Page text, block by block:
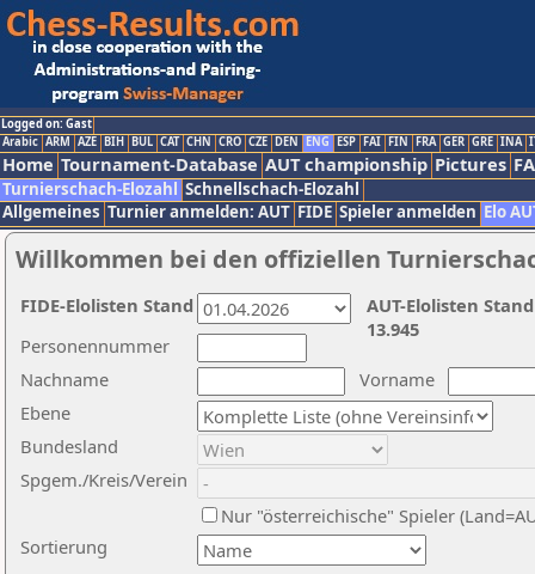
Logged on: Gast
Arabic ARM AZE BIH BUL CAT CHN CRO CZE DEN ENG ESP FAI FIN FRA GER GRE INA
Home Tournament-Database AUT championship Pictures
Turnierschach-Elozahl Schnellschach-Elozahl
Allgemeines Turnier anmelden: AUT FIDE Spieler anmelden Elo
Willkommen bei den offiziellen
Nachname
Vorname
Ebene
Sortierung
Personennummer
Bundesland
Spgem./Kreis/Verein
Nur "österreichische" Spieler
AUT-Elolisten
13.945
FIDE-Elolisten Stand